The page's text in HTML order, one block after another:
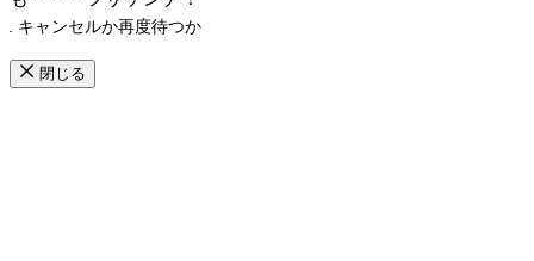
キャンセルか再度待つか
閉じる